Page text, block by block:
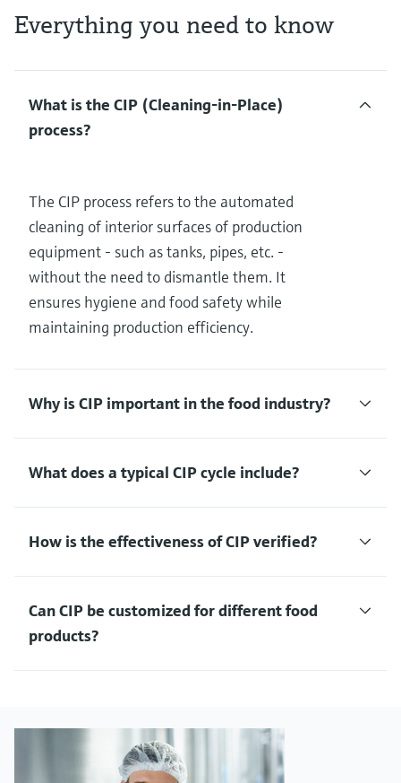
Everything you need to know
What is the CIP (Cleaning-in-Place)
process?
The CIP process refers to the automated
cleaning of interior surfaces of production
equipment - such as tanks, pipes, etc. -
without the need to dismantle them. It
ensures hygiene and food safety while
maintaining production efficiency.
Why is CIP important in the food industry?
What does a typical CIP cycle include?
How is the effectiveness of CIP verified?
Can CIP be customized for different food
products?